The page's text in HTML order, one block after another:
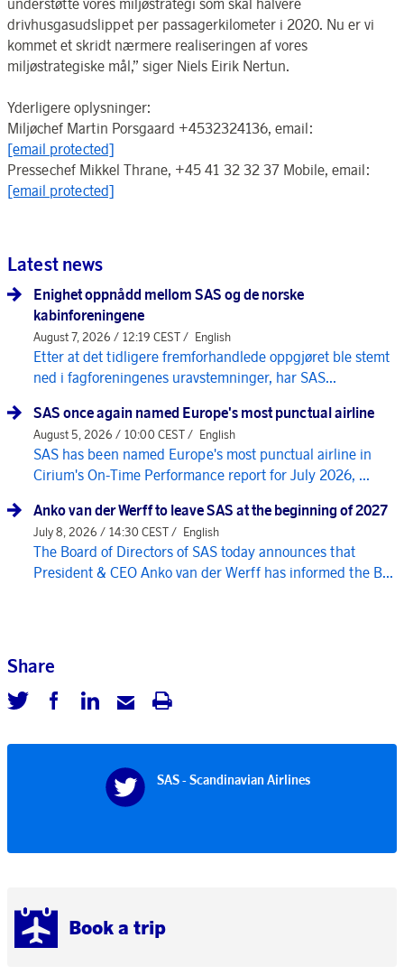
Book a trip
understøtte vores miljøstrategi som skal halvere
drivhusgasudslippet per passagerkilometer i 2020. Nu er vi
kommet et skridt nærmere realiseringen af vores
miljøstrategiske mål,” siger Niels Eirik Nertun.
Yderligere oplysninger:
Miljøchef Martin Porsgaard +4532324136, email:
[email protected]
Pressechef Mikkel Thrane, +45 41 32 32 37 Mobile, email:
[email protected]
Latest news
Enighet oppnådd mellom SAS og de norske
kabinforeningene
August 7, 2026 / 12:19 CEST / English
Etter at det tidligere fremforhandlede oppgjøret ble stemt
ned i fagforeningenes uravstemninger, har SAS...
SAS once again named Europe's most punctual airline
August 5, 2026 / 10:00 CEST / English
SAS has been named Europe's most punctual airline in
Cirium's On-Time Performance report for July 2026, ...
Anko van der Werff to leave SAS at the beginning of 2027
July 8, 2026 / 14:30 CEST / English
The Board of Directors of SAS today announces that
President & CEO Anko van der Werff has informed the B...
Share
SAS - Scandinavian Airlines